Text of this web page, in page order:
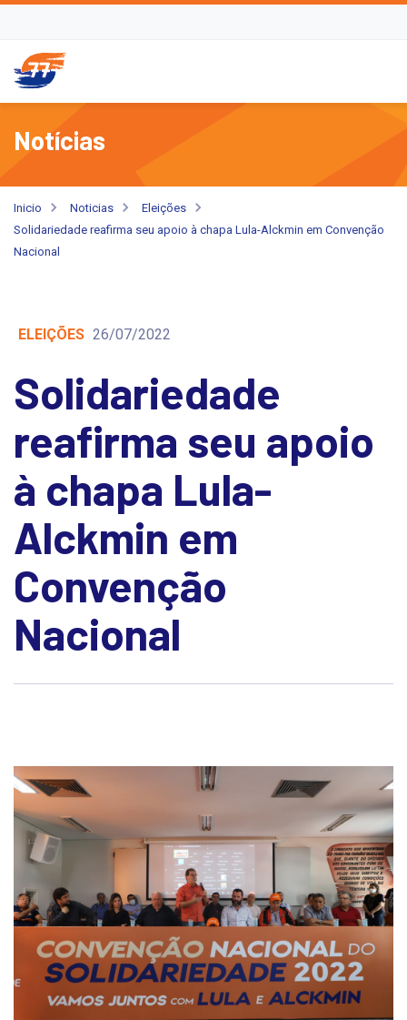
Notícias
Inicio Noticias
Eleições
Solidariedade reafirma seu apoio à chapa Lula-Alckmin em Convenção
Nacional
ELEIÇÕES 26/07/2022
Solidariedade
reafirma seu apoio
à chapa Lula-
Alckmin em
Convenção
Nacional